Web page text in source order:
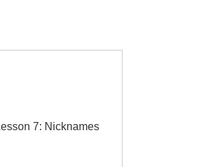
7: Nicknames